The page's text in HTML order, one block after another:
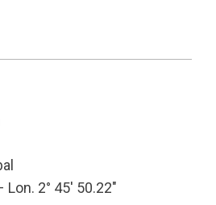
Lon. 2° 45′ 50.22″